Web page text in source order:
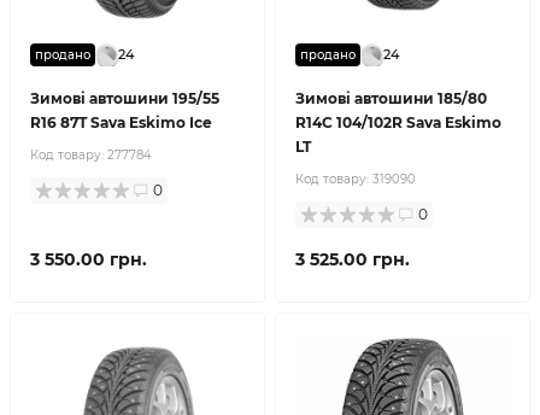
продано 24
Зимові автошини 195/55
R16 87T Sava Eskimo Ice
Код товару: 277784
0
3 550.00 грн.
продано 24
Зимові автошини 185/80
R14C 104/102R Sava Eskimo
LT
Код товару: 319090
0
3 525.00 грн.